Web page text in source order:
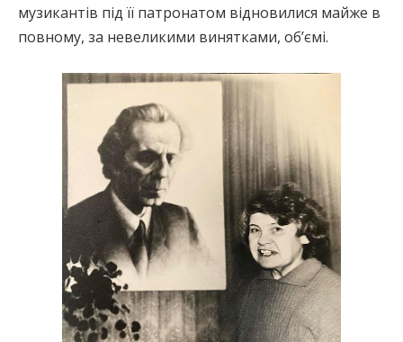
музикантів під її патронатом відновилися майже в
повному, за невеликими винятками, об’ємі.